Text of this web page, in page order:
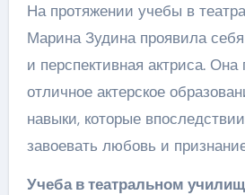
На протяжении учебы в
Марина Зудина проявила себя
и перспективная актриса. Она
отличное актерское
навыки, которые
завоевать любовь и
Учеба в театральном